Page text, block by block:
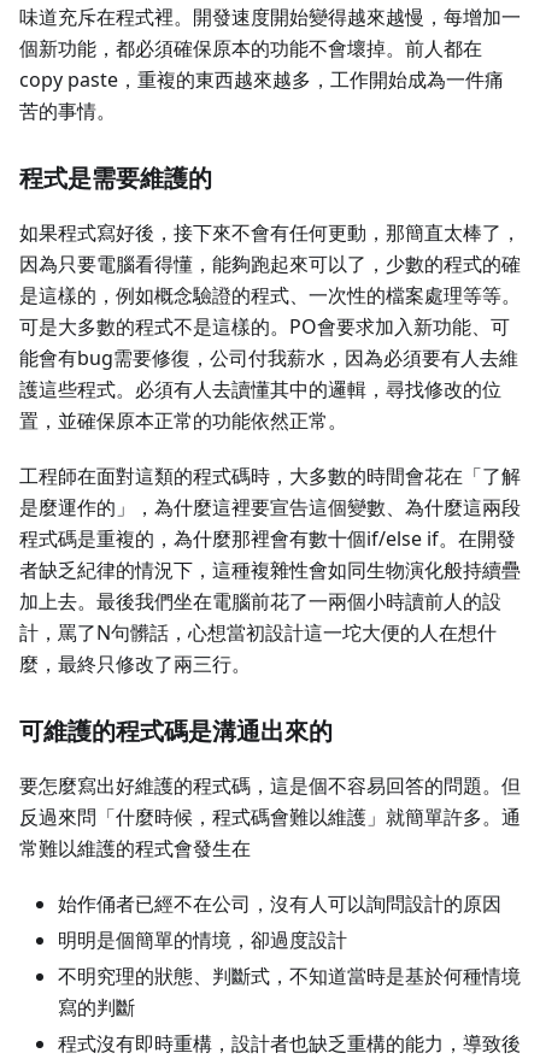
味道充斥在程式裡。開發速度開始變得越來越慢，每增加一
個新功能，都必須確保原本的功能不會壞掉。前人都在
copy paste，重複的東西越來越多，工作開始成為一件痛
苦的事情。
程式是需要維護的
如果程式寫好後，接下來不會有任何更動，那簡直太棒了，
因為只要電腦看得懂，能夠跑起來可以了，少數的程式的確
是這樣的，例如概念驗證的程式、一次性的檔案處理等等。
可是大多數的程式不是這樣的。PO會要求加入新功能、可
能會有bug需要修復，公司付我薪水，因為必須要有人去維
護這些程式。必須有人去讀懂其中的邏輯，尋找修改的位
置，並確保原本正常的功能依然正常。
工程師在面對這類的程式碼時，大多數的時間會花在「了解
是麼運作的」，為什麼這裡要宣告這個變數、為什麼這兩段
程式碼是重複的，為什麼那裡會有數十個if/else if。在開發
者缺乏紀律的情況下，這種複雜性會如同生物演化般持續疊
加上去。最後我們坐在電腦前花了一兩個小時讀前人的設
計，罵了N句髒話，心想當初設計這一坨大便的人在想什
麼，最終只修改了兩三行。
可維護的程式碼是溝通出來的
要怎麼寫出好維護的程式碼，這是個不容易回答的問題。但
反過來問「什麼時候，程式碼會難以維護」就簡單許多。通
常難以維護的程式會發生在
始作俑者已經不在公司，沒有人可以詢問設計的原因
明明是個簡單的情境，卻過度設計
不明究理的狀態、判斷式，不知道當時是基於何種情境
寫的判斷
程式沒有即時重構，設計者也缺乏重構的能力，導致後